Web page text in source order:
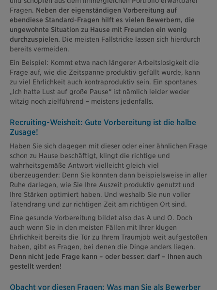
Fragen. Neben der eigenständigen Vorbereitung auf
ebendiese Standard-Fragen hilft es vielen Bewerbern, die
ungewohnte Situation zu Hause mit Freunden ein wenig
durchzuspielen. Die meisten Fallstricke lassen sich hierdurch
bereits vermeiden.
Ein Beispiel: Kommt etwa nach längerer Arbeitslosigkeit die
Frage auf, wie die Zeitspanne produktiv gefüllt wurde, kann
zu viel Ehrlichkeit auch kontraproduktiv sein. Ein spontanes
„Ich hatte Lust auf große Pause“ ist nämlich leider weder
witzig noch zielführend – meistens jedenfalls.
Recruiting-Weisheit: Gute Vorbereitung ist die halbe
Zusage!
Haben Sie sich dagegen mit dieser oder einer ähnlichen Frage
schon zu Hause beschäftigt, klingt die richtige und
wahrheitsgemäße Antwort vielleicht gleich viel
überzeugender: Denn Sie könnten dann beispielsweise in aller
Ruhe darlegen, wie Sie Ihre Auszeit produktiv genutzt und
Ihre Stärken optimiert haben. Und weshalb Sie nun voller
Tatendrang und zur richtigen Zeit am richtigen Ort sind.
Eine gesunde Vorbereitung bildet also das A und O. Doch
auch wenn Sie in den meisten Fällen mit Ihrer klugen
Ehrlichkeit bereits die Tür zu Ihrem Traumjob weit aufgestoßen
haben, gibt es Fragen, bei denen die Dinge anders liegen.
Denn nicht jede Frage kann – oder besser: darf – Ihnen auch
gestellt werden!
Obacht vor diesen Fragen: Was man Sie als Bewerber